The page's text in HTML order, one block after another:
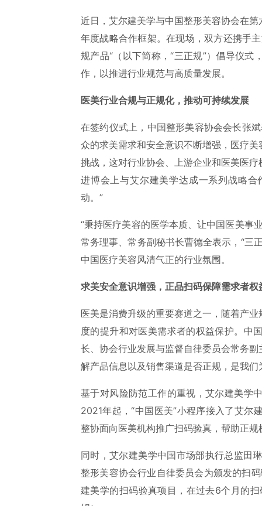
近日，艾尔建美学与中国整形美容协会在
年度战略合作框架。在现场，双方还携手
规产品“（以下简称，“三正规”）倡导仪
作，以推进行业规范与高质量发展。
医美行业合规与正规化，推动可持续发展
在签约仪式上，中国整形美容协会会长张
众的求美需求和安全意识不断增强，医疗
挑战，这对行业协会、上游企业和医美医
进博会上与艾尔建美学达成一系列战略
动。”
“秉持医疗美容的医学本质、让中国医美事
常务理事、常务副秘书长曹德全表示，“三
中国医疗美容风清气正的行业氛围。
求美安全意识增强，正品扫码保障需求者权
医美是消费升级的重要赛道之一，随着产
度的提升和对医美需求者的权益保护。中
长、协会行业发展与监督自律委员会常务
解产品信息以及销售渠道是否正规，是我
基于对风险防范工作的重视，艾尔建美学
2021年起，“中国医美”小程序接入了艾尔
整协面向医美机构推广扫码验真，帮助正
同时，艾尔建美学中国市场部执行总监田
整形美容协会行业自律委员会为颁发的扫
建美学的扫码验真项目，在过去6个月的